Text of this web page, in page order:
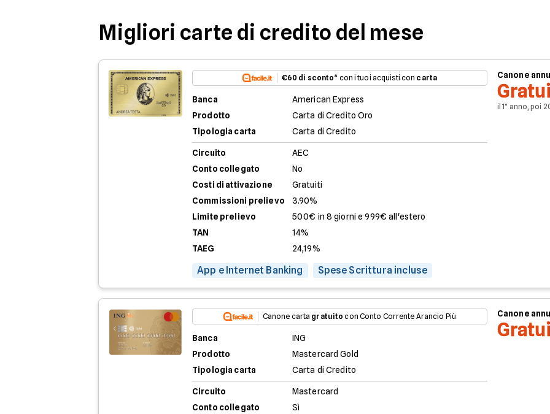
Migliori carte di credito del mese
€60 di sconto* con i tuoi acquisti con carta
Banca
American Express
Prodotto
Carta di Credito Oro
Tipologia carta
Carta di Credito
Circuito
AEC
Conto collegato
No
Costi di attivazione
Gratuiti
Commissioni prelievo
3.90%
Limite prelievo
500€ in 8 giorni e 999€ all'estero
TAN
14%
TAEG
24,19%
App e Internet Banking Spese Scrittura incluse
Canone
il 1° anno, poi
Canone carta gratuito con Conto Corrente Arancio Più
Banca
ING
Prodotto
Mastercard Gold
Tipologia carta
Carta di Credito
Circuito
Mastercard
Conto collegato
Sì
Canone